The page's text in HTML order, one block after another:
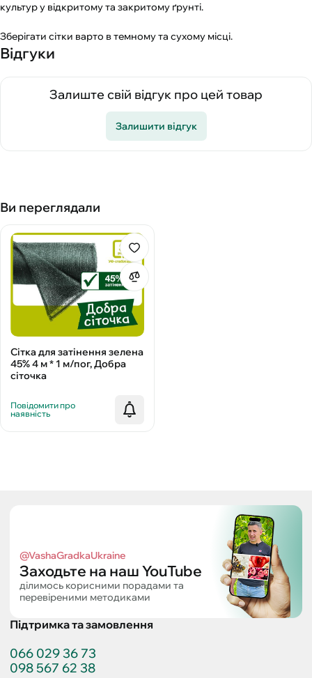
культур у відкритому та закритому ґрунті.
Зберігати сітки варто в темному та сухому місці.
Відгуки
Залиште свій відгук про цей товар
Залишити відгук
Ви переглядали
Сітка для затінення зелена
45% 4 м * 1 м/пог, Добра
сіточка
Повідомити про
наявність
@VashaGradkaUkraine
Заходьте на наш YouTube
ділимось корисними порадами та
перевіреними методиками
Підтримка та замовлення
066 029 36 73
098 567 62 38